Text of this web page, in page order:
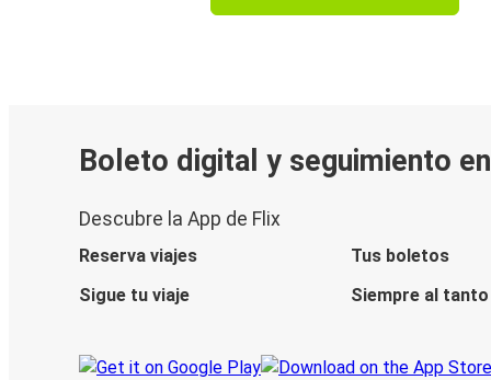
Boleto digital y seguimiento
Descubre la App de Flix
Reserva viajes
Tus boletos
Sigue tu viaje
Siempre al tanto